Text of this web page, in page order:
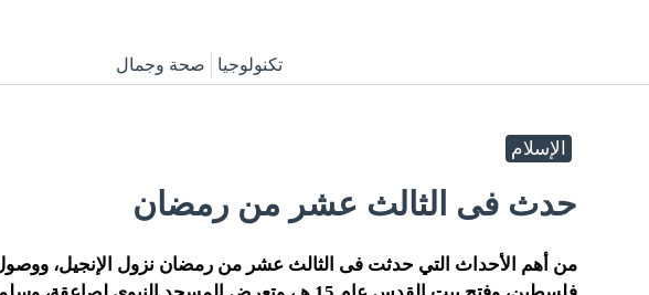
تكنولوجيا صحة وجمال
الإسلام
حدث فى الثالث عشر من رمضان
من أهم الأحداث التي حدثت فى الثالث عشر من رمضان نزول الإنجيل،